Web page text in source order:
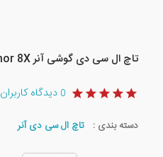
تاچ ال سی دی گوشی آنر Honor 8X
0 دیدگاه کاربران
دسته بندی : تاچ ال سی دی آنر